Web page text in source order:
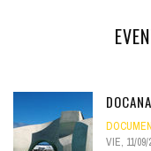
VIE, 11/09/